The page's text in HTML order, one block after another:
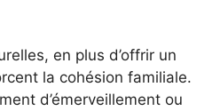
en plus d’offrir un
la cohésion familiale.
d’émerveillement ou